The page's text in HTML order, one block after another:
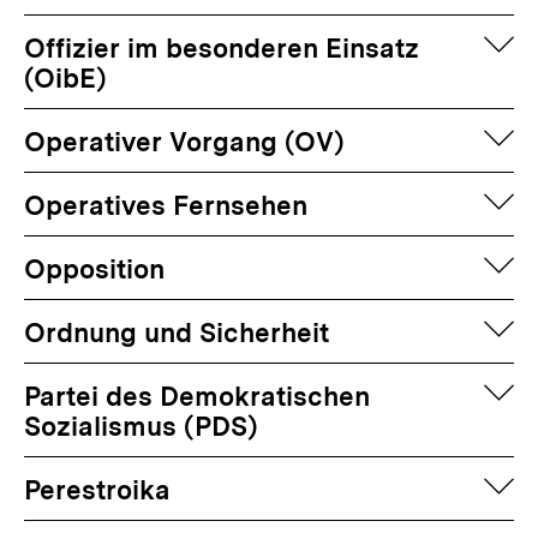
Offizier im besonderen Einsatz
(OibE)
Operativer Vorgang (OV)
Operatives Fernsehen
Opposition
Ordnung und Sicherheit
Partei des Demokratischen
Sozialismus (PDS)
Perestroika